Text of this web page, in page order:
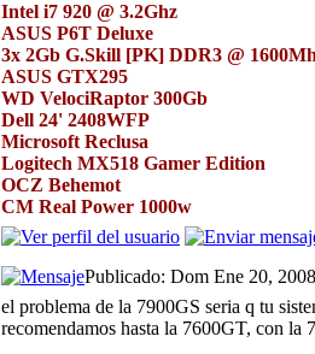
Intel i7 920 @ 3.2Ghz
ASUS P6T Deluxe
3x 2Gb G.Skill [PK] DDR3 @
ASUS GTX295
WD VelociRaptor 300Gb
Dell 24' 2408WFP
Microsoft Reclusa
Logitech MX518 Gamer Edition
OCZ Behemot
CM Real Power 1000w
Publicado: Dom Ene 20,
el problema de la 7900GS seria q tu
recomendamos hasta la 7600GT, con la